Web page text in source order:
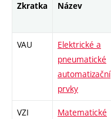
Zkratka Název
VAU
Elektrické a
pneumatické
automatizační
prvky
VZI
Matematické